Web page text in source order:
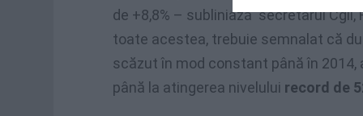
de +8,8% – subliniază secretarul Cgil,
toate acestea, trebuie semnalat că
scăzut în mod constant până în
până la atingerea nivelului record de